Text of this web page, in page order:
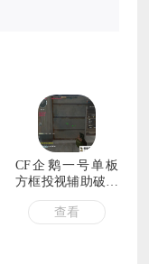
CF企鹅一号单板
方框投视辅助破解
查看